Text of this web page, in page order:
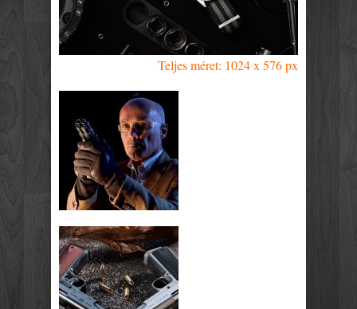
Teljes méret: 1024 x 576 px